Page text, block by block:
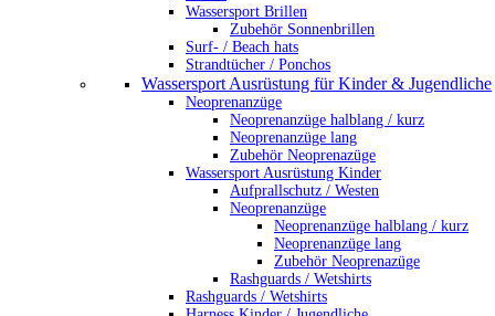
Wassersport Brillen
Zubehör Sonnenbrillen
Surf- / Beach hats
Strandtücher / Ponchos
Wassersport Ausrüstung für Kinder & Jugendliche
Neoprenanzüge
Neoprenanzüge halblang / kurz
Neoprenanzüge lang
Zubehör Neoprenazüge
Wassersport Ausrüstung Kinder
Aufprallschutz / Westen
Neoprenanzüge
Neoprenanzüge halblang / kurz
Neoprenanzüge lang
Zubehör Neoprenazüge
Rashguards / Wetshirts
Rashguards / Wetshirts